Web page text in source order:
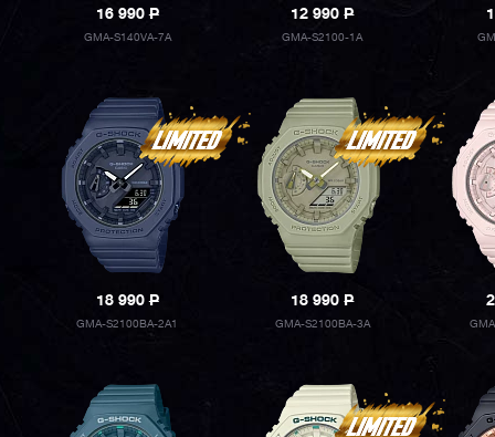
16 990P
GMA-S140VA-7A
12 990P
GMA-S2100-1A
18 990P
GMA-S2100BA-2A1
18 990P
GMA-S2100BA-3A